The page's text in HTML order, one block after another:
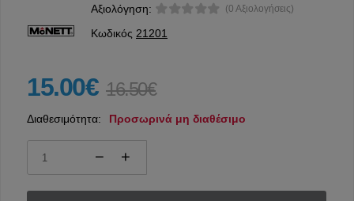
Αξιολόγηση: (0 Αξιολογήσεις)
Κωδικός 21201
15.00€ 16.50€
Διαθεσιμότητα: Προσωρινά μη διαθέσιμο